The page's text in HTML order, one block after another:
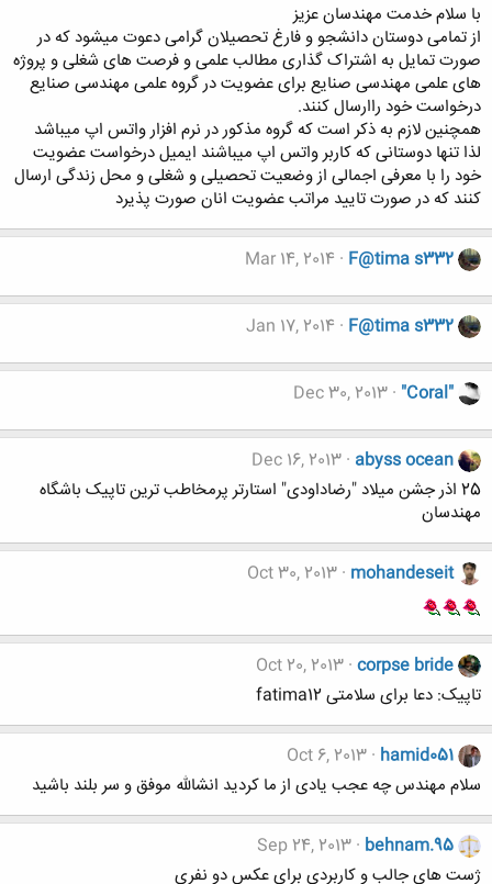
با سلام خدمت مهندسان عزیز
از تمامی دوستان دانشجو و فارغ تحصیلان گرامی دعوت میشود که در
صورت تمایل به اشتراک گذاری مطالب علمی و فرصت های شغلی و پروژه
های علمی مهندسی صنایع برای عضویت در گروه علمی مهندسی صنایع
درخواست خود راارسال کنند.
همچنین لازم به ذکر است که گروه مذکور در نرم افزار واتس اپ میباشد
لذا تنها دوستانی که کاربر واتس اپ میباشند ایمیل درخواست عضویت
خود را با معرفی اجمالی از وضعیت تحصیلی و شغلی و محل زندگی ارسال
کنند که در صورت تایید مراتب عضویت انان صورت پذیرد
F@tima s332
Mar 14, 2014
F@tima s332
Jan 17, 2014
"Coral"
Dec 30, 2013
abyss ocean
Dec 16, 2013
25 اذر جشن میلاد "رضاداودی" استارتر پرمخاطب ترین تاپیک باشگاه
مهندسان
mohandeseit
Oct 30, 2013
corpse bride
Oct 20, 2013
تاپیک: دعا برای سلامتی fatima12
hamid051
Oct 6, 2013
سلام مهندس چه عجب یادی از ما کردید انشالله موفق و سر بلند باشید
behnam.95
Sep 24, 2013
ژست های جالب و کاربردی برای عکس دو نفري